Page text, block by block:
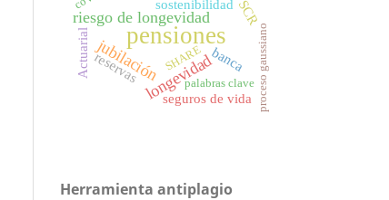
pensiones
riesgo de longevidad
longevidad
jubilación banca
sostenibilidad SCR
reservas
Actuarial
seguros de vida proceso gaussiano
palabras clave
SHARE
Herramienta antiplagio